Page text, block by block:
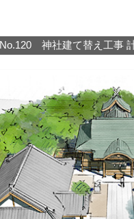
No.120 神社建て替え工事